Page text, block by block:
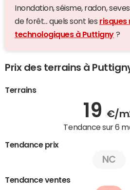
Inondation, séisme, radon,
de forêt... quels sont les risques
technologiques à Puttigny ?
Prix des terrains à
Terrains
19 €/
Tendance sur 6
Tendance prix
NC
Tendance ventes